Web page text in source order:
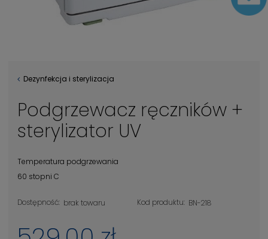
Dezynfekcja i sterylizacja
Podgrzewacz ręczników +
sterylizator UV
Temperatura podgrzewania
60 stopni C
Dostępność: brak towaru Kod produktu: BN-218